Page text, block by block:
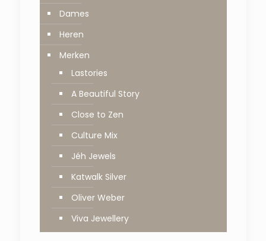
Dames
Heren
Merken
Lastories
A Beautiful Story
Close to Zen
Culture Mix
Jéh Jewels
Katwalk Silver
Oliver Weber
Viva Jewellery